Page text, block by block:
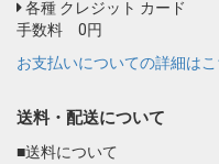
各種 クレジット カード
手数料 0円
お支払いについての詳細はこ
送料・配送について
■送料について